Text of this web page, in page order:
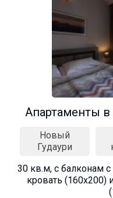
Aпартаменты в
Новый
Гудаури
30 кв.м, с балконам
кровать